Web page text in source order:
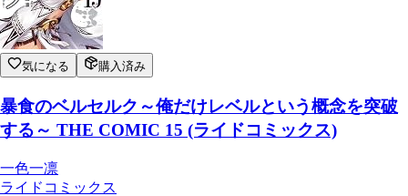
気になる 購入済み
暴食のベルセルク～俺だけレベルという概念を突破
する～ THE COMIC 15 (ライドコミックス)
一色一凛
ライドコミックス